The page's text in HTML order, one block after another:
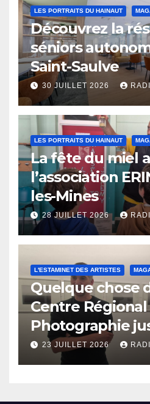
LES PORTRAITS DU HAINAUT
Découvrez la
séniors
Saint-Saulve
30 JUILLET 2026
LES PORTRAITS DU HAINAUT
La fête du miel
l’association
les-Mines
28 JUILLET 2026
L'ESTAMINET DES ARTISTES
Quelque chose
Centre
Photographie
octobre
23 JUILLET 2026